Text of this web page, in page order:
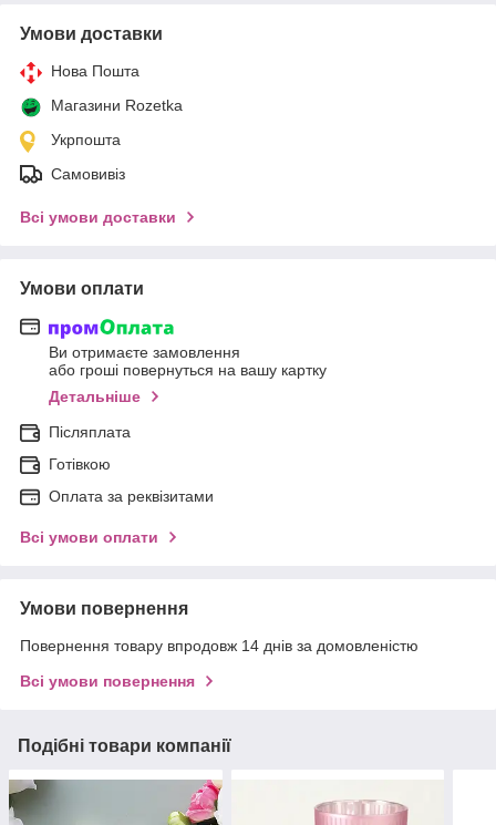
Умови доставки
Нова Пошта
Магазини Rozetka
Укрпошта
Самовивіз
Всі умови доставки
Умови оплати
Ви отримаєте замовлення
або гроші повернуться на вашу картку
Детальніше
Післяплата
Готівкою
Оплата за реквізитами
Всі умови оплати
Умови повернення
Повернення товару впродовж 14 днів за домовленістю
Всі умови повернення
Подібні товари компанії